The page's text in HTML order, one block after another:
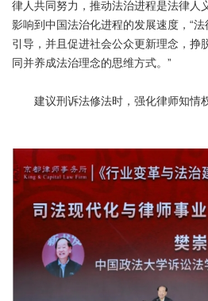
律人共同努力，推动法治进程是法律人
影响到中国法治化进程的发展速度，“
引导，并且促进社会公众更新理念，挣
同并养成法治理念的思维方式。”
建议刑诉法修法时，强化律师知情